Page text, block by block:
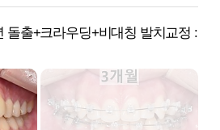
돌출+크라우딩+비대칭 발치교정 :